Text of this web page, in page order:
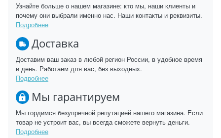
Узнайте больше о нашем магазине: кто мы, наши клиенты и
почему они выбрали именно нас. Наши контакты и реквизиты.
Подробнее
Доставка
Доставим ваш заказ в любой регион России, в удобное время
и день. Работаем для вас, без выходных.
Подробнее
Мы гарантируем
Мы гордимся безупречной репутацией нашего магазина. Если
товар не устроит вас, вы всегда сможете вернуть деньги.
Подробнее